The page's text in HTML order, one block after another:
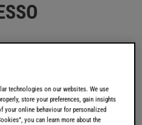
ku káve a dovoľte
vyvážené espresso.
penou navrch je
technologies on our websites. We use
store your preferences, gain insights
your online behaviour for personalized
you can learn more about the